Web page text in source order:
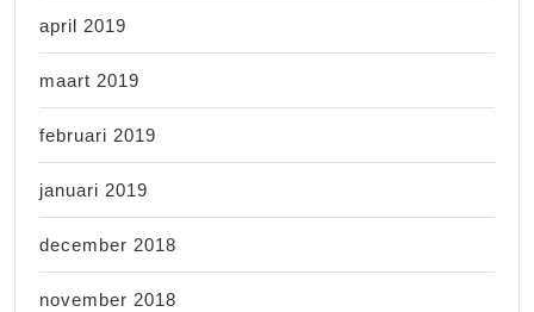
april 2019
maart 2019
februari 2019
januari 2019
december 2018
november 2018